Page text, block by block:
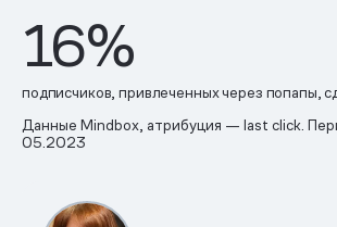
16%
подписчиков, привлеченных через попапы,
Данные Mindbox, атрибуция — last click.
05.2023